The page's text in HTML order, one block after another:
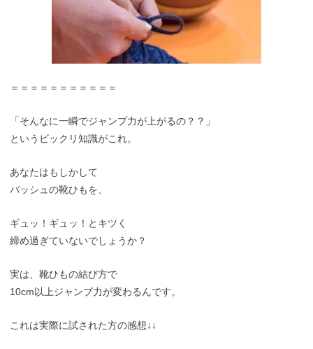
＝＝＝＝＝＝＝＝＝＝＝
「そんなに一瞬でジャンプ力が上がるの？？」
というビックリ知識がこれ。
あなたはもしかして
バッシュの靴ひもを、
ギュッ！ギュッ！とキツく
締め過ぎていないでしょうか？
実は、靴ひもの結び方で
10cm以上ジャンプ力が変わるんです。
これは実際に試された方の感想↓↓